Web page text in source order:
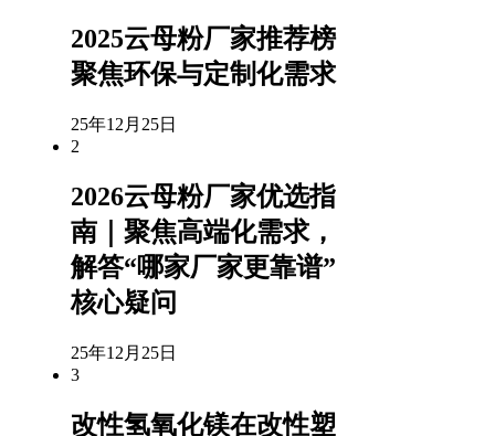
2025云母粉厂家推荐榜
聚焦环保与定制化需求
25年12月25日
2
2026云母粉厂家优选指
南｜聚焦高端化需求，
解答“哪家厂家更靠谱”
核心疑问
25年12月25日
3
改性氢氧化镁在改性塑